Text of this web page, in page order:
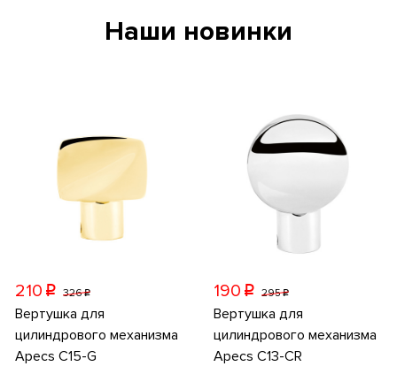
Наши новинки
210 p 326p
Вертушка для
цилиндрового механизма
Apecs C15-G
190 p 295p
Вертушка для
цилиндрового механизма
Apecs C13-CR